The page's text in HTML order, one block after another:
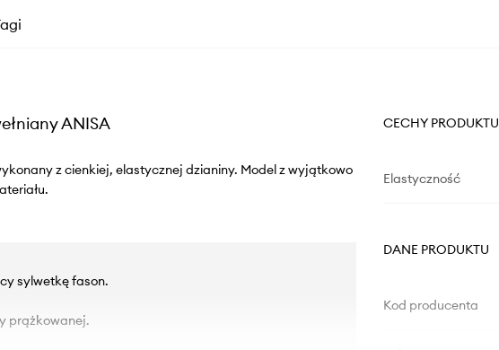
ANISA
z cienkiej, elastycznej dzianiny. Model z wyjątkowo
sylwetkę fason.
prążkowanej.
CECHY PRODUKTU
Elastyczność
DANE PRODUKTU
Kod producenta